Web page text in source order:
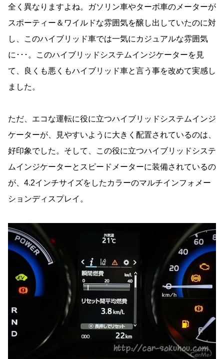
全く異なりますよね。ガソリン車やターボ車のメーターが
スポーティー＆ワイルドな雰囲気を醸し出していたのに対
し、このハイブリッド車では一気にカジュアルな雰囲気
に･･･。このハイブリッドシステムインジケーターを見
て、良くも悪くもハイブリッド車と言う事を改めて実感し
ました。
ただ、エコな運転に役に立つハイブリッドシステムインジ
ケーターが、見やすいように大きく配置されているのは、
好印象でした。そして、この役に立つハイブリッドシステ
ムインジケーターとスピードメーターに装備されているの
が、4.2インチサイズをしたカラーのマルチインフォメー
ションディスプレイ。